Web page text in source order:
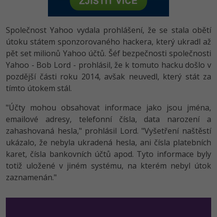
HTML5, CSS3, Bootstrap, SEO
SQL a databáze
Testování a verzování
UML a návrhové vzory
React
Spring
ASP.NET MVC
Django
Best practices
PHP
JavaScript
Python
HTML / CSS
UML a návrhové vzory
MySQL/MariaDB
MS-SQL
SQLite
Vývojář mobilních aplikací
Specialista na AI a bigdata
C# Game developer
Webdesigner
Systémový administrátor
Grafik / UX/UI návrhář
3D grafik
-80%
JavaScript -80%
PHP -80%
C++ -80%
Kotlin -80%
C -80%
VB.NET
Digitální gramotnost
Marketing -30%
WordPress
SEO -30%
Business
Kryptoměny -25%
Copywriting -30%
Photoshop -80%
Adobe Illustrator -80%
Adobe Lightroom -30%
Adobe XD -15%
Adobe InDesign
Adobe After Effects
Blender -80%
Inkscape
Společnost Yahoo vydala prohlášení, že se stala obětí
útoku státem sponzorovaného hackera, který ukradl až
pět set milionů Yahoo účtů. Šéf bezpečnosti společnosti
Yahoo - Bob Lord - prohlásil, že k tomuto hacku došlo v
pozdější části roku 2014, avšak neuvedl, který stát za
tímto útokem stál.
"Účty mohou obsahovat informace jako jsou jména,
emailové adresy, telefonní čísla, data narození a
zahashovaná hesla," prohlásil Lord. "Vyšetření naštěstí
ukázalo, že nebyla ukradená hesla, ani čísla platebních
karet, čísla bankovních účtů apod. Tyto informace byly
totiž uložené v jiném systému, na kterém nebyl útok
zaznamenán."